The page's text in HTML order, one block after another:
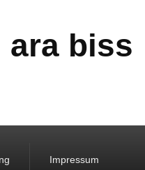
ara biss
Impressum